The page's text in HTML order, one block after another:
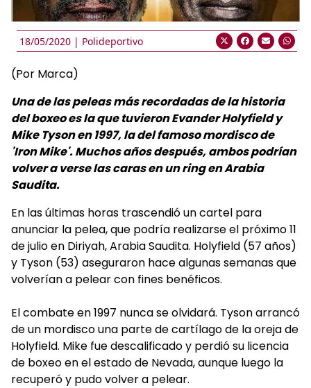
18/05/2020 | Polideportivo
(Por Marca)
Una de las peleas más recordadas de la historia
del boxeo es la que tuvieron Evander Holyfield y
Mike Tyson en 1997, la del famoso mordisco de
'Iron Mike'. Muchos años después, ambos podrían
volver a verse las caras en un ring en Arabia
Saudita.
En las últimas horas trascendió un cartel para
anunciar la pelea, que podría realizarse el próximo 11
de julio en Diriyah, Arabia Saudita. Holyfield (57 años)
y Tyson (53) aseguraron hace algunas semanas que
volverían a pelear con fines benéficos.
El combate en 1997 nunca se olvidará. Tyson arrancó
de un mordisco una parte de cartílago de la oreja de
Holyfield. Mike fue descalificado y perdió su licencia
de boxeo en el estado de Nevada, aunque luego la
recuperó y pudo volver a pelear.